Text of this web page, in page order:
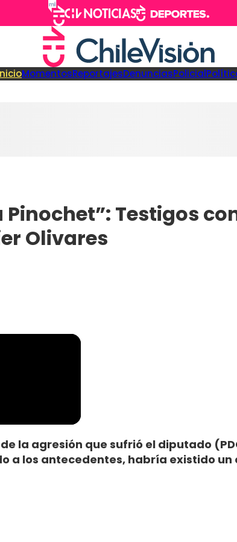
MomentosReportajesDenunciasPolicial
Pinochet”: Testigos
Olivares
la agresión que sufrió el diputado
a los antecedentes, habría existido